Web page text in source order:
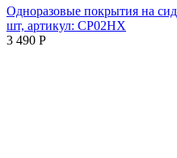
Одноразовые покрытия на
шт, артикул: CP02HX
3 490 Р